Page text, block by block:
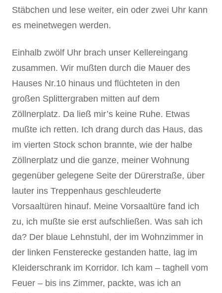
Stäbchen und lese weiter, ein oder zwei Uhr kann
es meinetwegen werden.
Einhalb zwölf Uhr brach unser Kellereingang
zusammen. Wir mußten durch die Mauer des
Hauses Nr.10 hinaus und flüchteten in den
großen Splittergraben mitten auf dem
Zöllnerplatz. Da ließ mir’s keine Ruhe. Etwas
mußte ich retten. Ich drang durch das Haus, das
im vierten Stock schon brannte, wie der halbe
Zöllnerplatz und die ganze, meiner Wohnung
gegenüber gelegene Seite der Dürerstraße, über
lauter ins Treppenhaus geschleuderte
Vorsaaltüren hinauf. Meine Vorsaaltüre fand ich
zu, ich mußte sie erst aufschließen. Was sah ich
da? Der blaue Lehnstuhl, der im Wohnzimmer in
der linken Fensterecke gestanden hatte, lag im
Kleiderschrank im Korridor. Ich kam – taghell vom
Feuer – bis ins Zimmer, packte, was ich an